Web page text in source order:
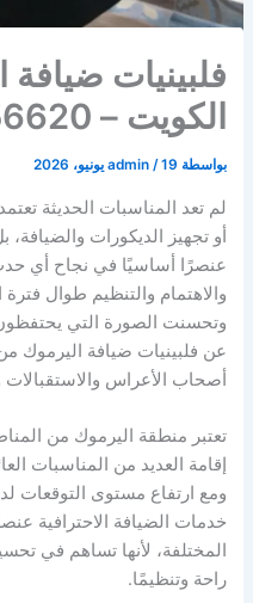
فلبينيات
الكويت – 60656620
بواسطة admin /19 يونيو، 2026
لم تعد المناسبات الحديثة
أو تجهيز الديكورات
عنصرًا أساسيًا في نجاح أي
والاهتمام والتنظيم طوال
وتحسنت الصورة التي
عن فلبينيات ضيافة اليرموك
أصحاب الأعراس
تعتبر منطقة اليرموك من
إقامة العديد من المناسبات
ومع ارتفاع مستوى التوقعات
خدمات الضيافة الاحترافية
المختلفة، لأنها تساهم في
راحة وتنظيمًا.